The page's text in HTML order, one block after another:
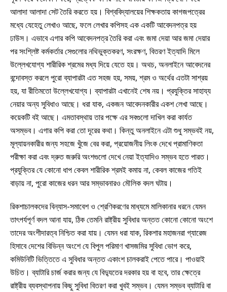
আলাদা আলাদা সেট তৈরি করতে হয়। বিশ্ববিদ্যালয়ের শিক্ষকতায় কাগজপত্রের
মধ্যে যেহেতু লেখাও আছে, ফলে লেখার কপিসহ এক একটি আবেদনপত্র হয়
ঢাউস। এভাবে এগার কপি আবেদনপত্র তৈরি করা এবং জমা দেয়া আর জমা দেয়ার
পর সংশ্লিষ্ট কর্মকর্তার সেগুলোর নথিভুক্তকরণ, সংরক্ষণ, বিতরণ ইত্যাদি মিলে
উল্লেখযোগ্য শারীরিক শ্রমের মধ্য দিয়ে যেতে হয়। অথচ, অনলাইনে আবেদনের
বন্দোবস্ত করলে পুরো ব্যাপারটা এত সহজ হয়, সময়, শ্রম ও অর্থের এতটা সাশ্রয়
হয়, যা রীতিমতো উল্লেখযোগ্য। ব্যাপারটা এখানেই শেষ নয়। প্রযুক্তির সাহায্য
নেয়ার অন্য সুবিধাও আছে। ধরা যাক, একজন আবেদনকারীর একশ লেখা আছে।
কয়েকটি বই আছে। এমতাবস্থায় তার পক্ষে এর সবগুলো দাখিল করা কার্যত
অসম্ভব। এগার কপি করা তো দূরের কথা। কিন্তু অনলাইনে এটা শুধু সম্ভবই নয়,
মূল্যায়নকারীর জন্য সহজে খুঁজে বের করা, প্রয়োজনীয় লিংক দেখে প্রামাণিকতা
পরীক্ষা করা এবং দ্রুত জরুরি অংশগুলো দেখে নেয়া ইত্যাদিও সম্ভব হতে পারত।
প্রযুক্তির যে কোনো ধাপ কেবল শারীরিক শ্রমই কমায় না, কেবল কাজের গতিই
বাড়ায় না, পুরো কাজের ধরন আর সম্ভাবনারও মৌলিক বদল ঘটায়।
রিকশাচালকদের বিন্যাস-সমাবেশ ও শ্রেণিকরণের মাধ্যমে মালিকানার ধরনে যেমন
তাৎপর্যপূর্ণ বদল আনা যায়, ঠিক তেমনি রাষ্ট্রীয় সুবিধার অন্তত কোনো কোনো অংশে
তাদের অংশীদারত্ব নিশ্চিত করা যায়। যেমন ধরা যাক, রিকশার মহাজনরা গ্যারেজ
হিসাবে দেশের বিভিন্ন অংশে যে বিপুল পরিমাণ খাসজমির সুবিধা ভোগ করে,
কমিউনিটি ভিত্তিতে এ সুবিধার অন্তত একাংশ চালকরাই পেতে পারে। পাওয়াই
উচিত। ব্যাটারি চার্জ করার জন্য যে বিদ্যুতের দরকার হয় বা হবে, তার ক্ষেত্রে
রাষ্ট্রীয় ব্যবস্থাপনায় কিছু সুবিধা বিতরণ করা খুবই সম্ভব। যেমন সম্ভব ব্যাটারি বা